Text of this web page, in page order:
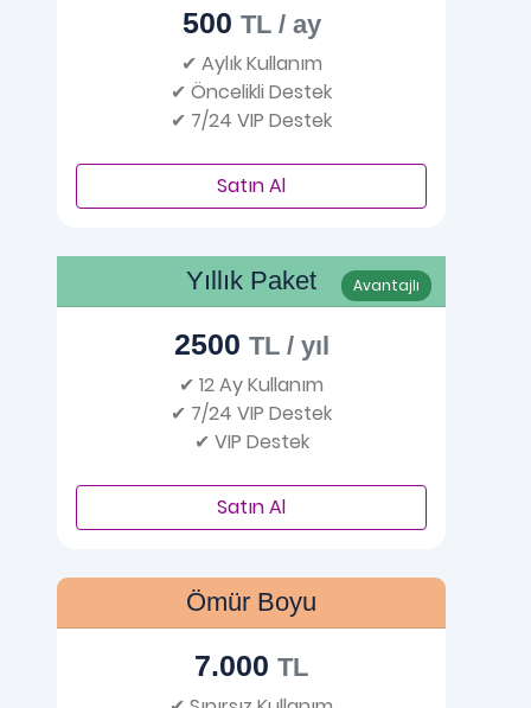
500 TL / ay
✔ Aylık Kullanım
✔ Öncelikli Destek
✔ 7/24 VIP Destek
Satın Al
Avantajlı
Yıllık Paket
2500 TL / yıl
✔ 12 Ay Kullanım
✔ 7/24 VIP Destek
✔ VIP Destek
Satın Al
Ömür Boyu
7.000 TL